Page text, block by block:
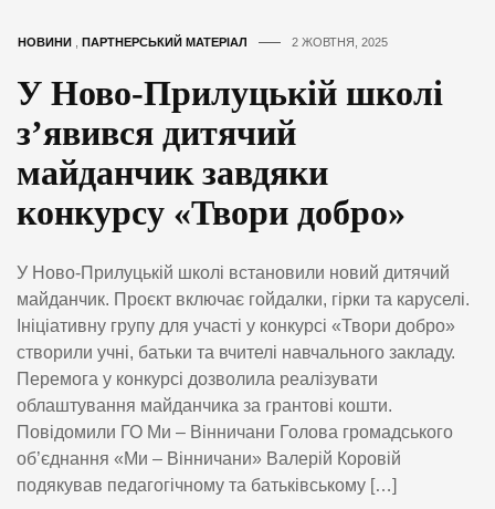
НОВИНИ , ПАРТНЕРСЬКИЙ МАТЕРІАЛ 2 ЖОВТНЯ, 2025
У Ново-Прилуцькій школі
з’явився дитячий
майданчик завдяки
конкурсу «Твори добро»
У Ново-Прилуцькій школі встановили новий дитячий
майданчик. Проєкт включає гойдалки, гірки та каруселі.
Ініціативну групу для участі у конкурсі «Твори добро»
створили учні, батьки та вчителі навчального закладу.
Перемога у конкурсі дозволила реалізувати
облаштування майданчика за грантові кошти.
Повідомили ГО Ми – Вінничани Голова громадського
об’єднання «Ми – Вінничани» Валерій Коровій
подякував педагогічному та батьківському […]